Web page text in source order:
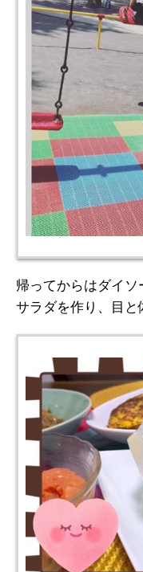
帰ってからはダイ
サラダを作り、目と